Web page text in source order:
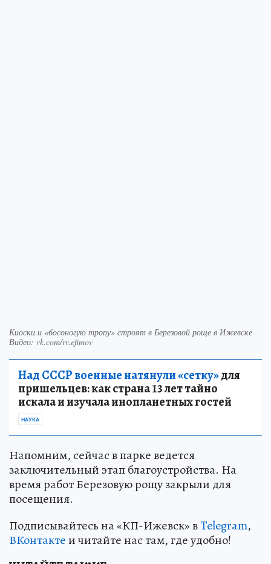
Киоски и «босоногую тропу» строят в Березовой роще в Ижевске
Видео: vk.com/rv.efimov
Над СССР военные натянули «сетку»для
пришельцев: как страна 13 лет тайно
искала и изучала инопланетных гостей
НАУКА
Напомним, сейчас в парке ведется
заключительный этап благоустройства. На
время работ Березовую рощу закрыли для
посещения.
Подписывайтесь на «КП-Ижевск» вTelegram,
ВКонтактеи читайте нас там, где удобно!